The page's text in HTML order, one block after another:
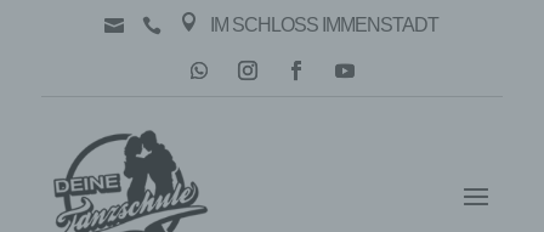
   IM SCHLOSS IMMENSTADT